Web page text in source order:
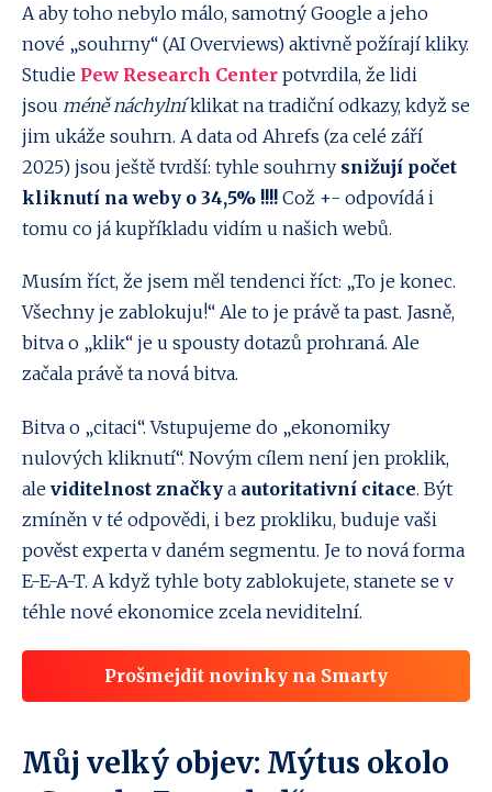
A aby toho nebylo málo, samotný Google a jeho
nové „souhrny“ (AI Overviews) aktivně požírají kliky.
Studie Pew Research Center potvrdila, že lidi
jsou méně náchylníklikat na tradiční odkazy, když se
jim ukáže souhrn. A data od Ahrefs (za celé září
2025) jsou ještě tvrdší: tyhle souhrny snižují počet
kliknutí na weby o 34,5% !!!! Což +- odpovídá i
tomu co já kupříkladu vidím u našich webů.
Musím říct, že jsem měl tendenci říct: „To je konec.
Všechny je zablokuju!“ Ale to je právě ta past. Jasně,
bitva o „klik“ je u spousty dotazů prohraná. Ale
začala právě ta nová bitva.
Bitva o „citaci“. Vstupujeme do „ekonomiky
nulových kliknutí“. Novým cílem není jen proklik,
ale viditelnost značky a autoritativní citace. Být
zmíněn v té odpovědi, i bez prokliku, buduje vaši
pověst experta v daném segmentu. Je to nová forma
E-E-A-T. A když tyhle boty zablokujete, stanete se v
téhle nové ekonomice zcela neviditelní.
Prošmejdit novinky na Smarty
Můj velký objev: Mýtus okolo